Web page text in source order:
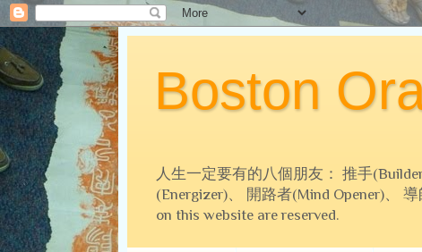
Boston
人生一定要有的八個朋友： 推手
(Energizer)、 開路者(Mind Opener)、
on this website are reserved.